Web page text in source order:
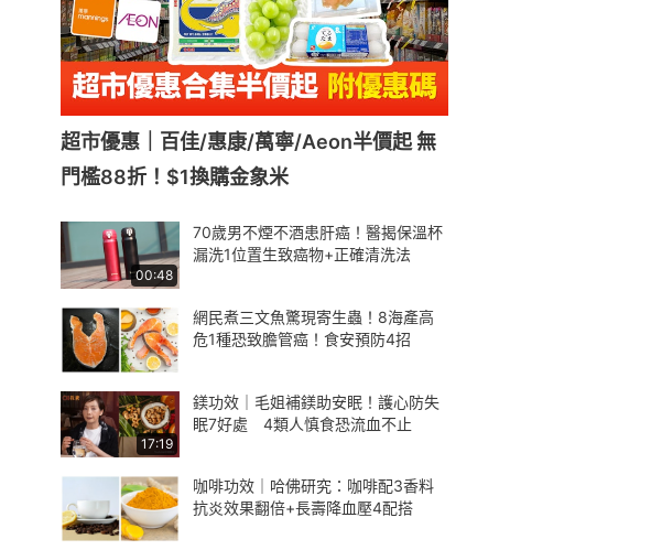
超市優惠｜百佳/惠康/萬寧/Aeon半價起 無
門檻88折！$1換購金象米
00:48
70歲男不煙不酒患肝癌！醫揭保溫杯
漏洗1位置生致癌物+正確清洗法
網民煮三文魚驚現寄生蟲！8海產高
危1種恐致膽管癌！食安預防4招
17:19
鎂功效｜毛姐補鎂助安眠！護心防失
眠7好處 4類人慎食恐流血不止
咖啡功效｜哈佛研究：咖啡配3香料
抗炎效果翻倍+長壽降血壓4配搭